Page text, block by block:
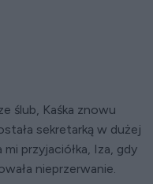
ślub, Kaśka znowu
sekretarką w dużej
przyjaciółka, Iza, gdy
nieprzerwanie.